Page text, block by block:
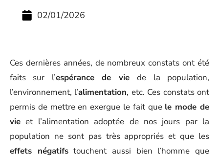
02/01/2026
Ces dernières années, de nombreux constats ont été
faits sur l’espérance de viede la population,
l’environnement, l’alimentation, etc. Ces constats ont
permis de mettre en exergue le fait que le mode de
vie et l’alimentation adoptée de nos jours par la
population ne sont pas très appropriés et que les
effets négatifstouchent aussi bien l’homme que